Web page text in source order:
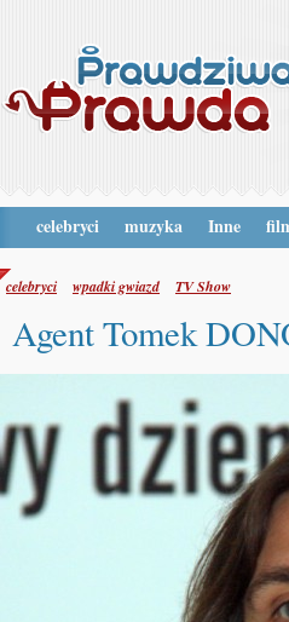
celebryci muzyka Inne
celebryci wpadki gwiazd TV Show
Agent Tomek